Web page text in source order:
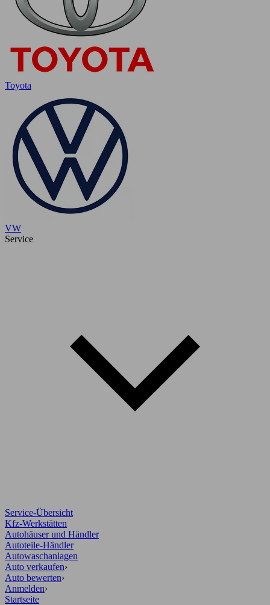
Toyota
VW
Service
Service-Übersicht
Kfz-Werkstätten
Autohäuser und Händler
Autoteile-Händler
Autowaschanlagen
Auto verkaufen›
Auto bewerten›
Anmelden›
Startseite